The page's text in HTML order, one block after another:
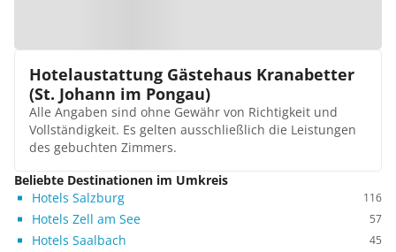
Hotelaustattung Gästehaus Kranabetter
(St. Johann im Pongau)
Alle Angaben sind ohne Gewähr von Richtigkeit und
Vollständigkeit. Es gelten ausschließlich die Leistungen
des gebuchten Zimmers.
Beliebte Destinationen im Umkreis
Hotels Salzburg
116
Hotels Zell am See 57
Hotels Saalbach 45